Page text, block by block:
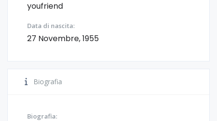
youfriend
Data di nascita:
27 Novembre, 1955
Biografia
Biografia: